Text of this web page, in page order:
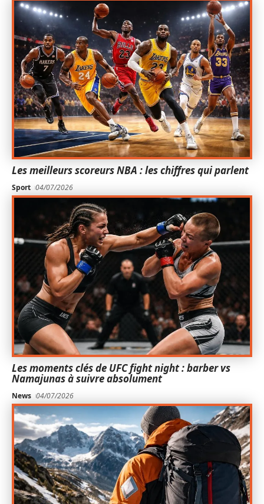
Les meilleurs scoreurs NBA : les chiffres qui parlent
Sport 04/07/2026
Les moments clés de UFC fight night : barber vs
Namajunas à suivre absolument
News 04/07/2026